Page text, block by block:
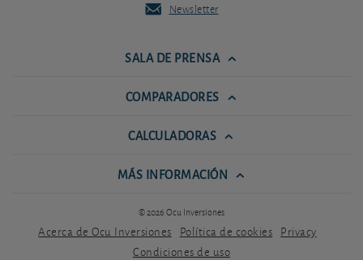
Newsletter
SALA DE PRENSA
COMPARADORES
CALCULADORAS
MÁS INFORMACIÓN
© 2026 Ocu Inversiones
Acerca de Ocu Inversiones Política de cookies Privacy
Condiciones de uso